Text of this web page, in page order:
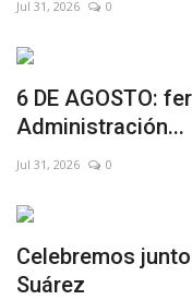
Jul 31, 2026 0
6 DE AGOSTO:
Administración...
Jul 31, 2026 0
Celebremos
Suárez